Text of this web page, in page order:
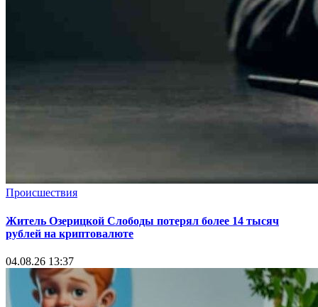
Происшествия
Житель Озерицкой Слободы потерял более 14 тысяч
рублей на криптовалюте
04.08.26 13:37